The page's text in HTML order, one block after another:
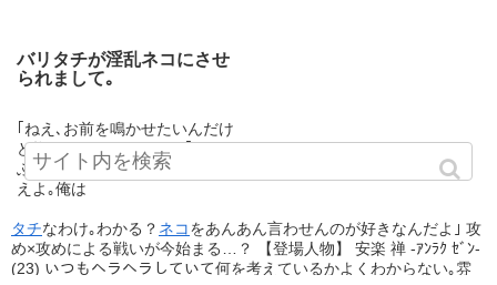
いた悠夜 ある日、悠夜は体調
をくずし病院に行く するとと
んでもない事実が発覚し
娠があります 苦手な方は戻っ
てください 大事な事なので二
度いいました ※某サイトから
来た方々へ ちゃんと、みーな
ございません 追伸 BLoveの方
ではがっつり危ない表現出すか
もしれません なので某サイト
バリタチが淫乱ネコにさせ
られまして｡
｢ねえ､お前を鳴かせたいんだけ
ど抱かせてくれない？｣ ｢あ？
ふざけたこと抜かしてんじゃね
えよ｡俺は
タチなわけ｡わかる？ ネコをあんあん言わせんのが好きなんだよ｣ 攻
め×攻めによる戦いが今始まる…？ 【登場人物】 安楽 禅 -ｱﾝﾗｸ ｾﾞﾝ-
(23) いつもヘラヘラしていて何を考えているかよくわからない｡雰